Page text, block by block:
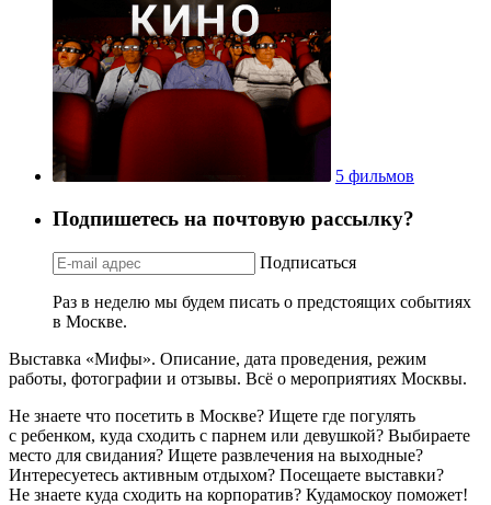
5 фильмов
Подпишетесь на почтовую рассылку?
Подписаться
Раз в неделю мы будем писать о предстоящих событиях
в Москве.
Выставка «Мифы». Описание, дата проведения, режим
работы, фотографии и отзывы. Всё о мероприятиях Москвы.
Не знаете что посетить в Москве? Ищете где погулять
с ребенком, куда сходить с парнем или девушкой? Выбираете
место для свидания? Ищете развлечения на выходные?
Интересуетесь активным отдыхом? Посещаете выставки?
Не знаете куда сходить на корпоратив? Кудамоскоу поможет!